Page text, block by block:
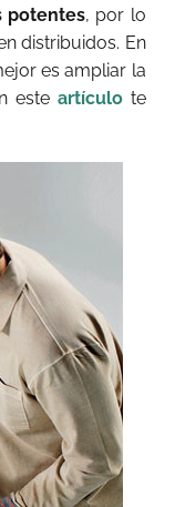
potentes, por lo
distribuidos. En
es ampliar la
este artículote